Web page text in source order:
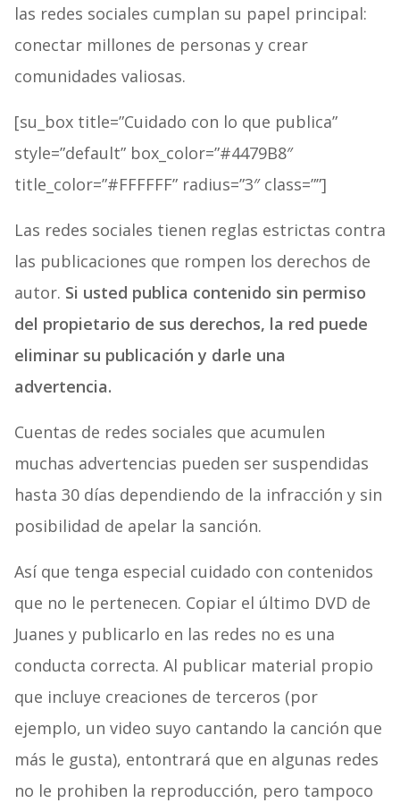
las redes sociales cumplan su papel principal:
conectar millones de personas y crear
comunidades valiosas.
[su_box title=”Cuidado con lo que publica”
style=”default” box_color=”#4479B8″
title_color=”#FFFFFF” radius=”3″ class=””]
Las redes sociales tienen reglas estrictas contra
las publicaciones que rompen los derechos de
autor. Si usted publica contenido sin permiso
del propietario de sus derechos, la red puede
eliminar su publicación y darle una
advertencia.
Cuentas de redes sociales que acumulen
muchas advertencias pueden ser suspendidas
hasta 30 días dependiendo de la infracción y sin
posibilidad de apelar la sanción.
Así que tenga especial cuidado con contenidos
que no le pertenecen. Copiar el último DVD de
Juanes y publicarlo en las redes no es una
conducta correcta. Al publicar material propio
que incluye creaciones de terceros (por
ejemplo, un video suyo cantando la canción que
más le gusta), entontrará que en algunas redes
no le prohiben la reproducción, pero tampoco